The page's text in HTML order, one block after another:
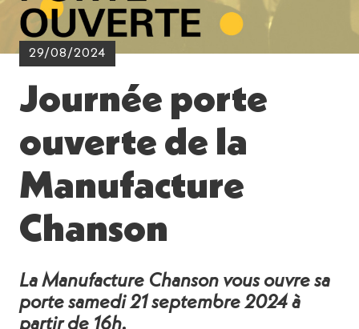
29/08/2024
Journée porte
ouverte de la
Manufacture
Chanson
La Manufacture Chanson vous ouvre sa
porte samedi 21 septembre 2024 à
partir de 16h.